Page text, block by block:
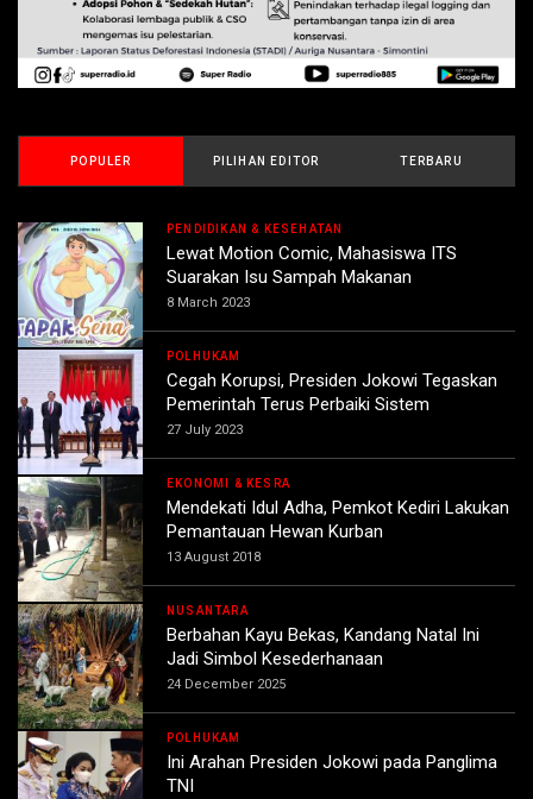
POPULER PILIHAN EDITOR TERBARU
PENDIDIKAN & KESEHATAN
Lewat Motion Comic, Mahasiswa ITS
Suarakan Isu Sampah Makanan
8 March 2023
POLHUKAM
Cegah Korupsi, Presiden Jokowi Tegaskan
Pemerintah Terus Perbaiki Sistem
27 July 2023
EKONOMI & KESRA
Mendekati Idul Adha, Pemkot Kediri Lakukan
Pemantauan Hewan Kurban
13 August 2018
NUSANTARA
Berbahan Kayu Bekas, Kandang Natal Ini
Jadi Simbol Kesederhanaan
24 December 2025
POLHUKAM
Ini Arahan Presiden Jokowi pada Panglima
TNI